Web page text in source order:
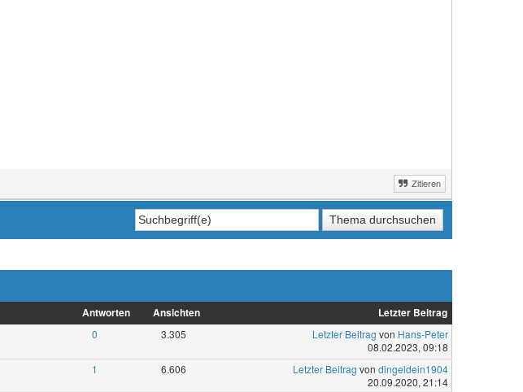
Zitieren
Antworten Ansichten Letzter Beitrag
0 3.305 Letzter Beitrag von Hans-Peter
08.02.2023, 09:18
1 6.606 Letzter Beitrag von dingeldein1904
20.09.2020, 21:14